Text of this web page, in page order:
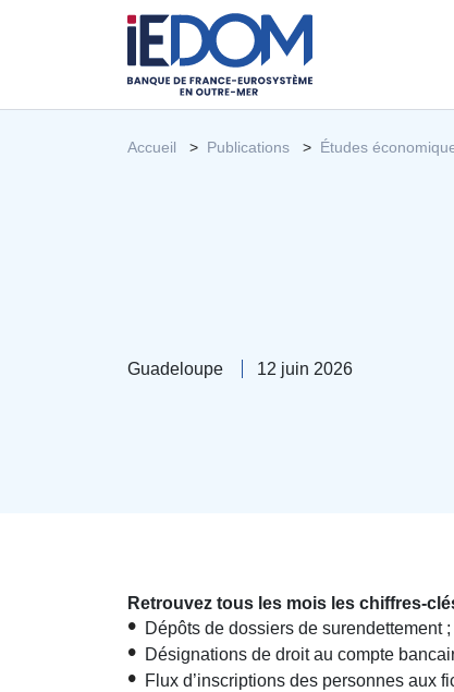
Accueil Publications Études
Guadeloupe 12 juin 2026
Retrouvez tous les mois les chiffres-
Dépôts de dossiers de surendettement ;
Désignations de droit au compte
Flux d’inscriptions des personnes aux